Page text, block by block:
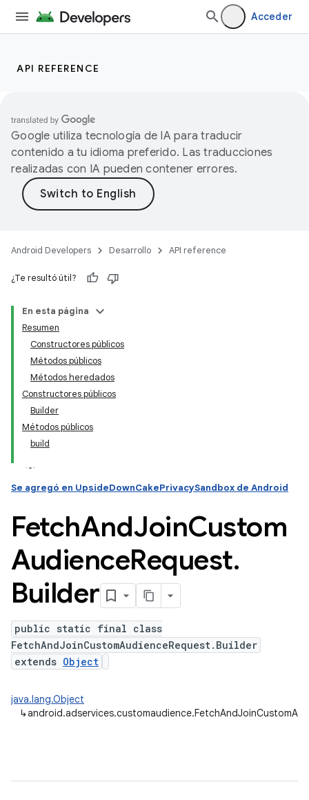
Acceder
API REFERENCE
Google utiliza tecnología de IA para traducir
contenido a tu idioma preferido. Las traducciones
realizadas con IA pueden contener errores.
Android Developers Desarrollo API reference
¿Te resultó útil?
En esta página
Resumen
Constructores públicos
Métodos públicos
Métodos heredados
Constructores públicos
Builder
Métodos públicos
build
Se agregó en UpsideDownCakePrivacySandbox de Android
FetchAndJoinCustom
AudienceRequest.
Builder
public static final class
FetchAndJoinCustomAudienceRequest.Builder
extends Object
java.lang.Object
↳